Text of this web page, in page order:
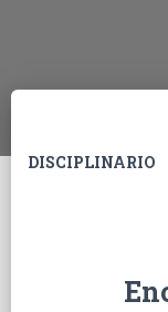
DISCIPLINARIO